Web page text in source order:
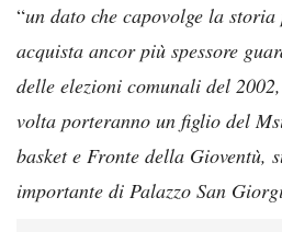
“un dato che capovolge la
acquista ancor più spessore
delle elezioni comunali del
volta porteranno un figlio del
basket e Fronte della Gioventù,
importante di Palazzo San